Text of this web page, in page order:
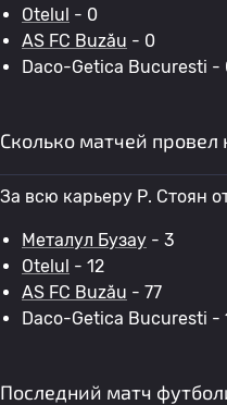
Otelul - 0
AS FC Buzău - 0
Daco-Getica Bucuresti -
Сколько матчей провел
За всю карьеру Р. Стоян
Металул Бузау - 3
Otelul - 12
AS FC Buzău - 77
Daco-Getica Bucuresti -
Последний матч